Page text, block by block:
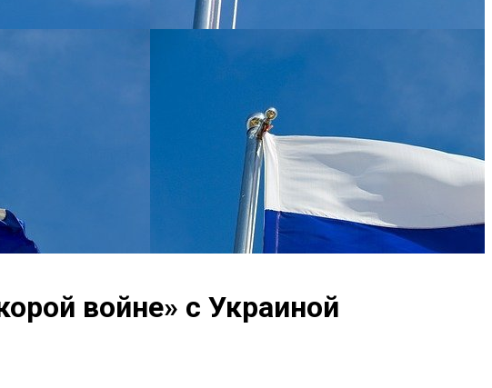
войне» с Украиной